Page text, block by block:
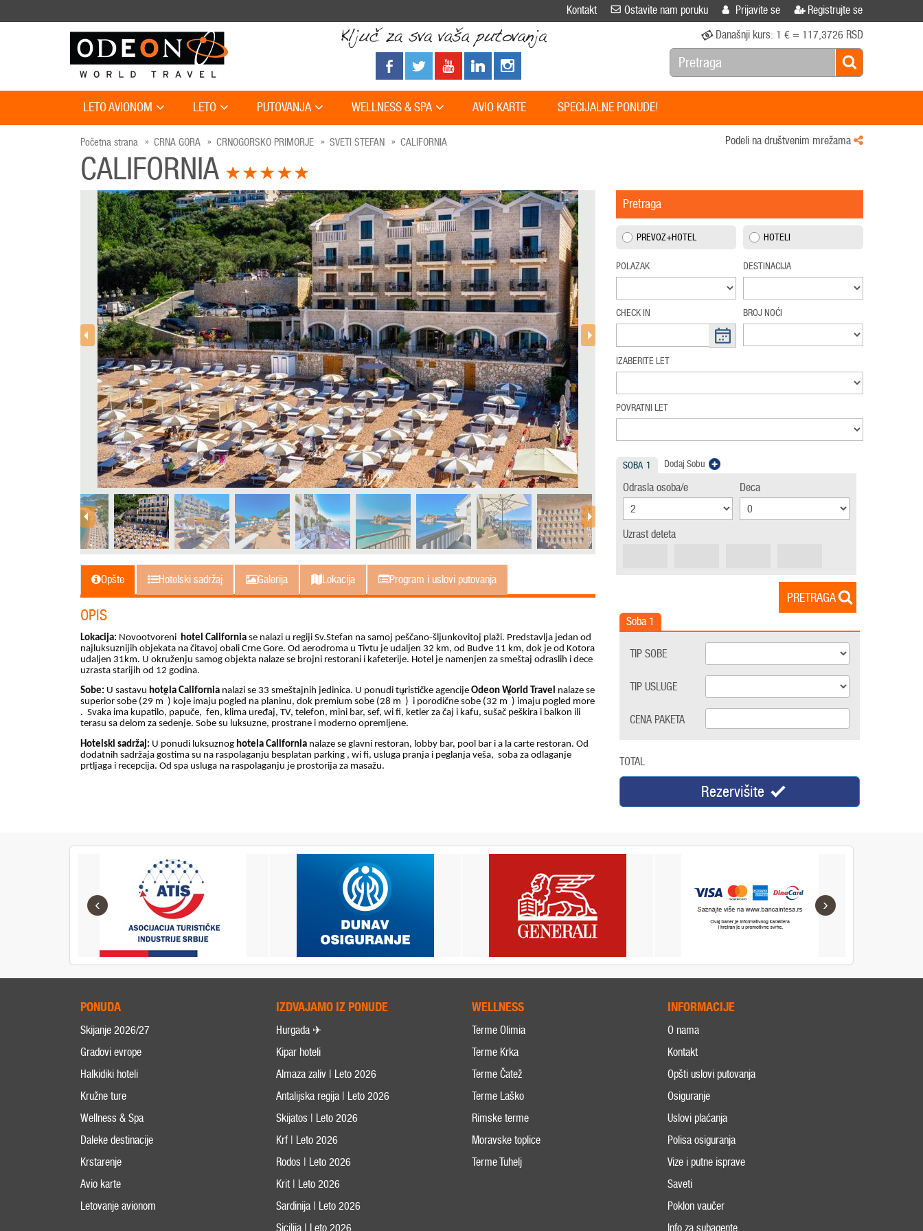
Kontakt Ostavite nam poruku Prijavite se Registrujte se
LETO AVIONOM LETO PUTOVANJA WELLNESS & SPA AVIO KARTE SPECIJALNE PONUDE!
Današnji kurs: 1 € = 117,3726 RSD
Početna strana CRNA GORA CRNOGORSKO PRIMORJE SVETI STEFAN CALIFORNIA Podeli na društvenim mrežama
CALIFORNIA
Opšte Hotelski sadržaj Galerija Lokacija Program i uslovi putovanja
OPIS
Lokacija: Novootvoreni hotel California se nalazi u regiji Sv.Stefan na samoj peščano-šljunkovitoj plaži. Predstavlja jedan od
najluksuznijih objekata na čitavoj obali Crne Gore. Od aerodroma u Tivtu je udaljen 32 km, od Budve 11 km, dok je od Kotora
udaljen 31km. U okruženju samog objekta nalaze se brojni restorani i kafeterije. Hotel je namenjen za smeštaj odraslih i dece
uzrasta starijih od 12 godina.
Sobe: U sastavu hotela California nalazi se 33 smeštajnih jedinica. U ponudi turističke agencije Odeon World Travel nalaze se
superior sobe (29 m
2
) koje imaju pogled na planinu, dok premium sobe (28 m
2
) i porodične sobe (32 m
2
) imaju pogled more
. Svaka ima kupatilo, papuče, fen, klima uređaj, TV, telefon, mini bar, sef, wi fi, ketler za čaj i kafu, sušač peškira i balkon ili
terasu sa delom za sedenje. Sobe su luksuzne, prostrane i moderno opremljene.
Hotelski sadržaj: U ponudi luksuznog hotela California nalaze se glavni restoran, lobby bar, pool bar i a la carte restoran. Od
dodatnih sadržaja gostima su na raspolaganju besplatan parking , wi fi, usluga pranja i peglanja veša, soba za odlaganje
prtljaga i recepcija. Od spa usluga na raspolaganju je prostorija za masažu.
Pretraga
PREVOZ+HOTEL HOTELI
POLAZAK DESTINACIJA
CHECK IN BROJ NOĆI
IZABERITE LET
POVRATNI LET
SOBA 1 Dodaj Sobu
Odrasla osoba/e Deca
Uzrast deteta
PRETRAGA
Soba 1
TIP SOBE
TIP USLUGE
CENA PAKETA
TOTAL
Rezervišite
‹ ›
PONUDA
Skijanje 2026/27
Gradovi evrope
Halkidiki hoteli
Kružne ture
Wellness & Spa
Daleke destinacije
Krstarenje
Avio karte
Letovanje avionom
IZDVAJAMO IZ PONUDE
Hurgada ✈
Kipar hoteli
Almaza zaliv | Leto 2026
Antalijska regija | Leto 2026
Skijatos | Leto 2026
Krf | Leto 2026
Rodos | Leto 2026
Krit | Leto 2026
Sardinija | Leto 2026
Sicilija | Leto 2026
WELLNESS
Terme Olimia
Terme Krka
Terme Čatež
Terme Laško
Rimske terme
Moravske toplice
Terme Tuhelj
INFORMACIJE
O nama
Kontakt
Opšti uslovi putovanja
Osiguranje
Uslovi plaćanja
Polisa osiguranja
Vize i putne isprave
Saveti
Poklon vaučer
Info za subagente